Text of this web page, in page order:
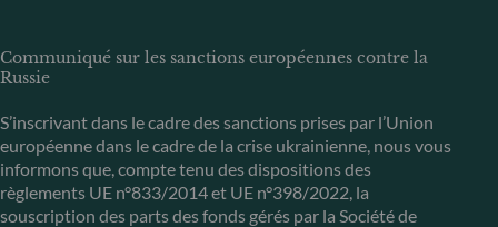
Communiqué sur les sanctions européennes contre la
Russie
S’inscrivant dans le cadre des sanctions prises par l’Union
européenne dans le cadre de la crise ukrainienne, nous vous
informons que, compte tenu des dispositions des
règlements UE n°833/2014 et UE n°398/2022, la
souscription des parts des fonds gérés par la Société de